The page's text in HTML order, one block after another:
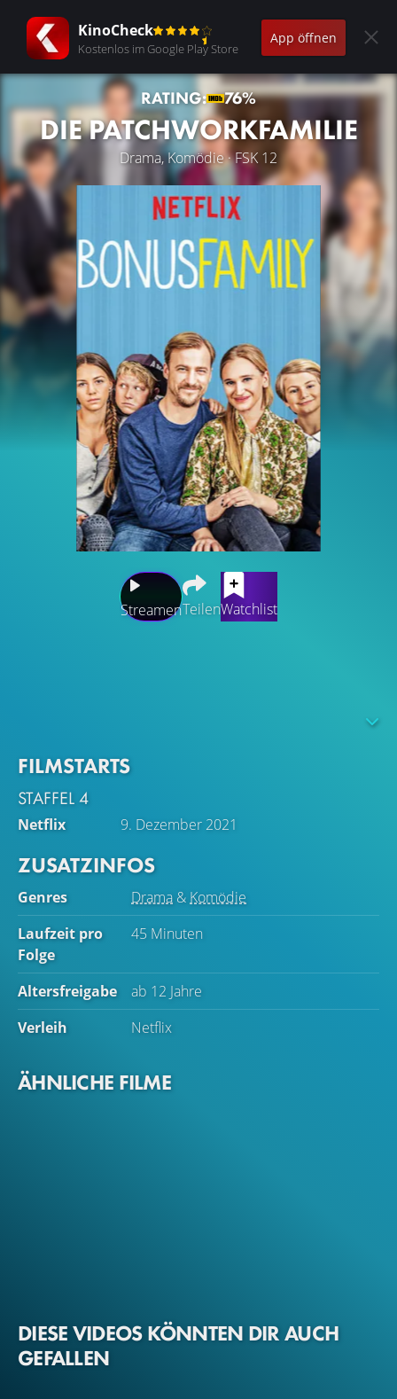
KinoCheck
Kostenlos im Google Play Store
App öffnen
RATING: 76%
DIE PATCHWORKFAMILIE
Drama, Komödie · FSK 12
StreamenTeilenWatchlist
und des Ex-Mannes stellt beide vor große
FILMSTARTS
STAFFEL 4
Netflix 9. Dezember 2021
ZUSATZINFOS
Genres Drama & Komödie
Laufzeit pro
Folge
45 Minuten
Altersfreigabe
ab 12 Jahre
Verleih
Netflix
ÄHNLICHE FILME
DIESE VIDEOS KÖNNTEN DIR AUCH
GEFALLEN